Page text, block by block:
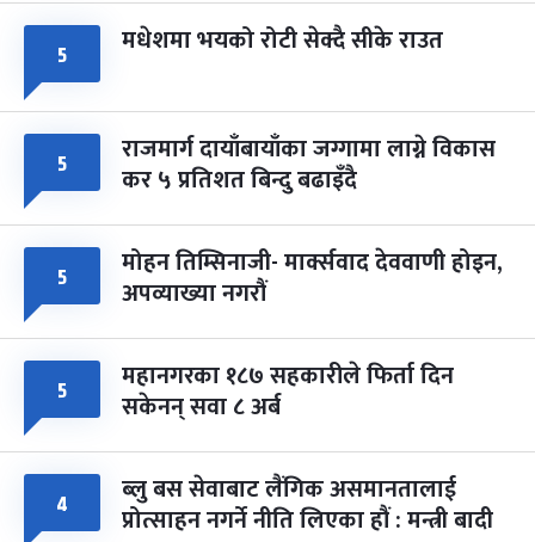
५ मधेशमा भयको रोटी सेक्दै सीके राउत
५ राजमार्ग दायाँबायाँका जग्गामा लाग्ने विकास
कर ५ प्रतिशत बिन्दु बढाइँदै
५ मोहन तिम्सिनाजी- मार्क्सवाद देववाणी होइन,
अपव्याख्या नगरौं
५ महानगरका १८७ सहकारीले फिर्ता दिन
सकेनन् सवा ८ अर्ब
४ ब्लु बस सेवाबाट लैंगिक असमानतालाई
प्रोत्साहन नगर्ने नीति लिएका हौं : मन्त्री बादी